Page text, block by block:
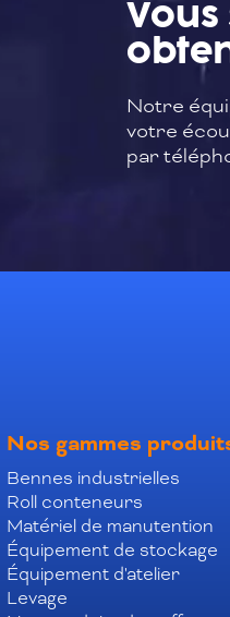
Notre
votre
par
Nos gammes
Bennes industrielles
Roll conteneurs
Matériel de manutention
Équipement de stockage
Équipement d'atelier
Levage